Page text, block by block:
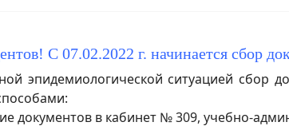
С 07.02.2022 г. начинается сбор
эпидемиологической ситуацией сбор
документов в кабинет № 309, учебно-